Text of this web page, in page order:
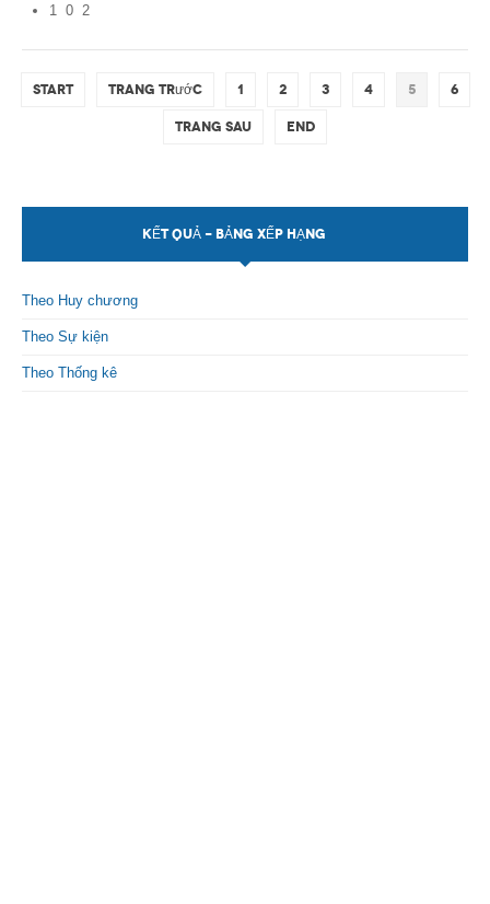
1 0 2
Start Trang trước 1 2 3 4 5 6
Trang sau End
KẾT QUẢ - BẢNG XẾP HẠNG
Theo Huy chương
Theo Sự kiện
Theo Thống kê